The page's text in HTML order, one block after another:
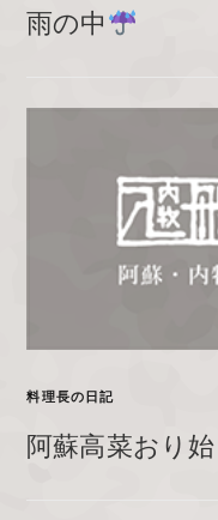
雨の中
料理長の日記
阿蘇高菜おり